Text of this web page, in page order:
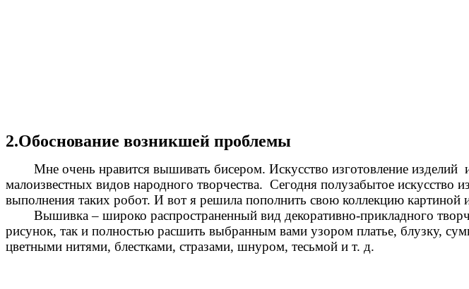
2.Обоснование возникшей проблемы
Мне очень нравится вышивать бисером. Искусство изготовление
малоизвестных видов народного творчества. Сегодня полузабытое
выполнения таких робот. И вот я решила пополнить свою коллекцию картиной
Вышивка – широко распространенный вид декоративно-прикладного
рисунок, так и полностью расшить выбранным вами узором платье, блузку,
цветными нитями, блестками, стразами, шнуром, тесьмой и т. д.